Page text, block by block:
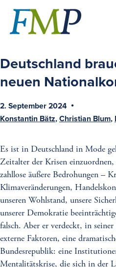
Hauptinhalt
Deutschland
neuen
Veröffentlicht
am
2. September 2024
Autoren
Konstantin Bätz Christian Blum
Es ist in Deutschland in Mode
Zeitalter der Krisen
zahllose äußere Bedrohungen –
Klimaveränderungen,
unseren Wohlstand, unsere
unserer Demokratie
falsch. Aber er verdeckt, in seiner
externe Faktoren, eine
Bundesrepublik: eine
Mentalitätskrise, die sich in der